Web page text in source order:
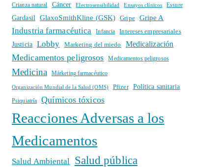
Crianza natural Cáncer Electrosensibilidad Ensayos clínicos Essure
Gardasil GlaxoSmithKline (GSK) Gripe Gripe A
Industria farmacéutica Infancia
Intereses empresariales
Justicia
Lobby Marketing del miedo Medicalización
Medicamentos peligrosos Medicamentos peligrosos
Medicina Márketing farmacéutico
Organización Mundial de la Salud (OMS) Pfizer Política sanitaria
Psiquiatría Químicos tóxicos
Reacciones Adversas a los
Medicamentos
Salud Ambiental Salud pública